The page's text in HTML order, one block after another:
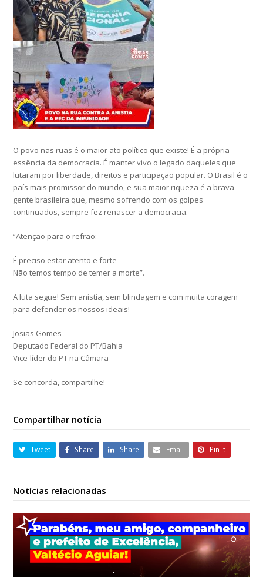
O povo nas ruas é o maior ato político que existe! É a própria
essência da democracia. É manter vivo o legado daqueles que
lutaram por liberdade, direitos e participação popular. O Brasil é o
país mais promissor do mundo, e sua maior riqueza é a brava
gente brasileira que, mesmo sofrendo com os golpes
continuados, sempre fez renascer a democracia.
“Atenção para o refrão:
É preciso estar atento e forte
Não temos tempo de temer a morte”.
A luta segue! Sem anistia, sem blindagem e com muita coragem
para defender os nossos ideais!
Josias Gomes
Deputado Federal do PT/Bahia
Vice-líder do PT na Câmara
Se concorda, compartilhe!
Compartilhar notícia
Tweet Share Share Email Pin It
Notícias relacionadas